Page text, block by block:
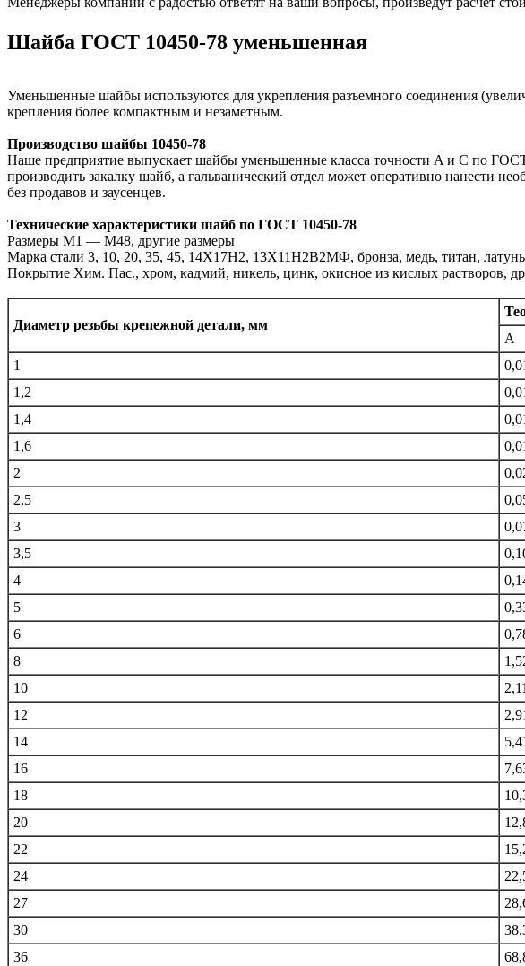
Шайба ГОСТ 10450-78 уменьшенная
Уменьшенные шайбы используются для укрепления разъемного соединения
крепления более компактным и незаметным.
Производство шайбы 10450-78
Наше предприятие выпускает шайбы уменьшенные класса точности A и C по
производить закалку шайб, а гальванический отдел может оперативно нанести
без продавов и заусенцев.
Технические характеристики шайб по ГОСТ 10450-78
Размеры М1 — М48, другие размеры
Марка стали 3, 10, 20, 35, 45, 14Х17Н2, 13Х11Н2В2МФ, бронза, медь, титан,
Покрытие Хим. Пас., хром, кадмий, никель, цинк, окисное из кислых растворов,
Диаметр резьбы крепежной детали, мм
А
1
1,2
1,4
1,6
2
2,5
3
3,5
4
5
6
8
10
12
14
16
18
20
22
24
27
30
36